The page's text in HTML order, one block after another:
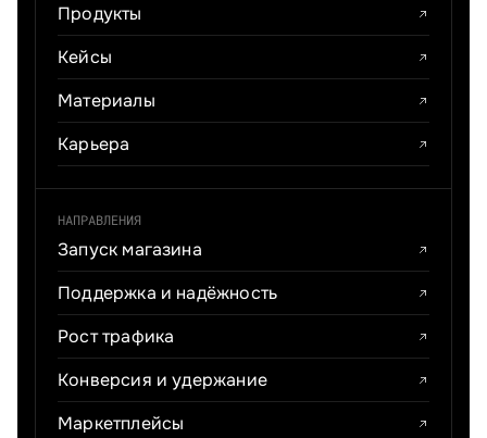
Продукты
Кейсы
Материалы
Карьера
НАПРАВЛЕНИЯ
Запуск магазина
Поддержка и надёжность
Рост трафика
Конверсия и удержание
Маркетплейсы